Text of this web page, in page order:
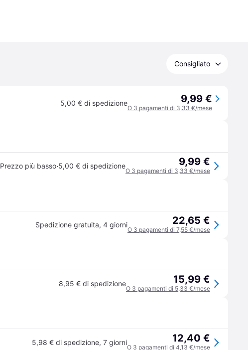
Consigliato
5,00 € di spedizione 9,99 €
O 3 pagamenti di 3,33 €/mese
Prezzo più basso·5,00 € di spedizione 9,99 €
O 3 pagamenti di 3,33 €/mese
Spedizione gratuita, 4 giorni 22,65 €
O 3 pagamenti di 7,55 €/mese
8,95 € di spedizione 15,99 €
O 3 pagamenti di 5,33 €/mese
5,98 € di spedizione, 7 giorni 12,40 €
O 3 pagamenti di 4,13 €/mese